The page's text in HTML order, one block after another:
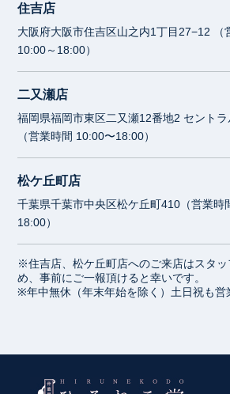
住吉店
大阪府大阪市住吉区山之内1丁目27−12 （
10:00～18:00）
二又瀬店
福岡県福岡市東区二又瀬12番地2 セント
（営業時間 10:00〜18:00）
松ケ丘町店
千葉県千葉市中央区松ケ丘町410（営業時
18:00）
※住吉店、松ケ丘町店へのご来店はスタ
め、事前にご一報頂けると幸いです。
※年中無休（年末年始を除く）土日祝も営